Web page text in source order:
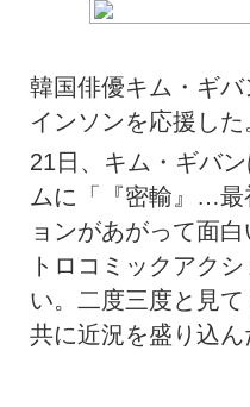
韓国俳優キム・ギバ
インソンを応援した
21日、キム・ギバ
ムに「『密輸』…最
ョンがあがって面
トロコミックアク
い。二度三度と見
共に近況を盛り込ん